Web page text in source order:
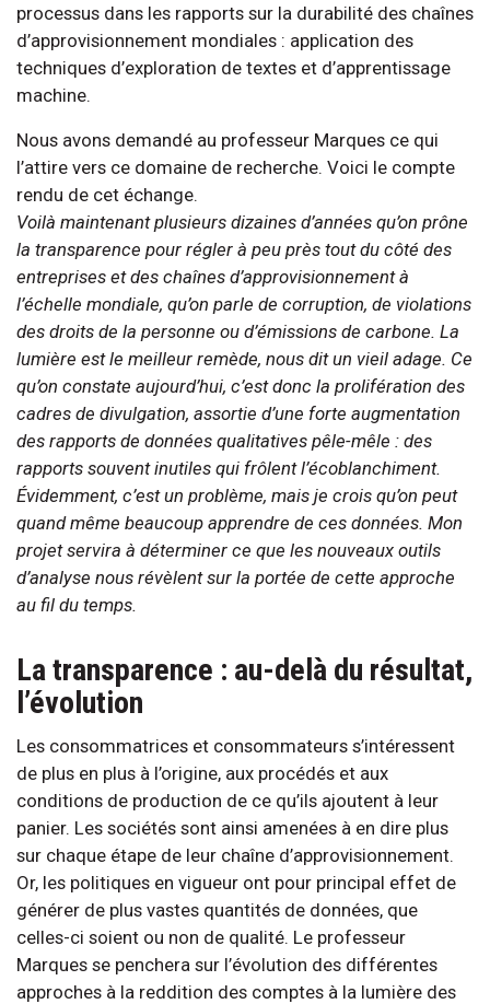
processus dans les rapports sur la durabilité des chaînes
d’approvisionnement mondiales : application des
techniques d’exploration de textes et d’apprentissage
machine.
Nous avons demandé au professeur Marques ce qui
l’attire vers ce domaine de recherche. Voici le compte
rendu de cet échange.
Voilà maintenant plusieurs dizaines d’années qu’on prône
la transparence pour régler à peu près tout du côté des
entreprises et des chaînes d’approvisionnement à
l’échelle mondiale, qu’on parle de corruption, de violations
des droits de la personne ou d’émissions de carbone. La
lumière est le meilleur remède, nous dit un vieil adage. Ce
qu’on constate aujourd’hui, c’est donc la prolifération des
cadres de divulgation, assortie d’une forte augmentation
des rapports de données qualitatives pêle-mêle : des
rapports souvent inutiles qui frôlent l’écoblanchiment.
Évidemment, c’est un problème, mais je crois qu’on peut
quand même beaucoup apprendre de ces données. Mon
projet servira à déterminer ce que les nouveaux outils
d’analyse nous révèlent sur la portée de cette approche
au fil du temps.
La transparence : au-delà du résultat,
l’évolution
Les consommatrices et consommateurs s’intéressent
de plus en plus à l’origine, aux procédés et aux
conditions de production de ce qu’ils ajoutent à leur
panier. Les sociétés sont ainsi amenées à en dire plus
sur chaque étape de leur chaîne d’approvisionnement.
Or, les politiques en vigueur ont pour principal effet de
générer de plus vastes quantités de données, que
celles-ci soient ou non de qualité. Le professeur
Marques se penchera sur l’évolution des différentes
approches à la reddition des comptes à la lumière des